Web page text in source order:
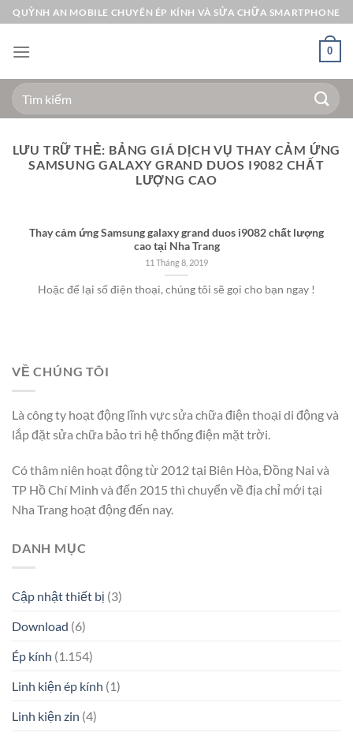
Bỏ
qua
nội
QUỲNH AN MOBILE CHUYÊN ÉP KÍNH VÀ SỬA CHỮA SMARTPHONE
0
Tìm
kiếm:
LƯU TRỮ THẺ: BẢNG GIÁ DỊCH VỤ THAY CẢM ỨNG
SAMSUNG GALAXY GRAND DUOS I9082 CHẤT
LƯỢNG CAO
Thay cảm ứng Samsung galaxy grand duos i9082 chất lượng
cao tại Nha Trang
11 Tháng 8, 2019
Hoặc để lại số điện thoại, chúng tôi sẽ gọi cho bạn ngay !
VỀ CHÚNG TÔI
Là công ty hoạt động lĩnh vực sửa chữa điện thoại di động và
lắp đặt sửa chữa bảo trì hệ thống điện mặt trời.
Có thâm niên hoạt động từ 2012 tại Biên Hòa, Đồng Nai và
TP Hồ Chí Minh và đến 2015 thì chuyển về địa chỉ mới tại
Nha Trang hoạt động đến nay.
DANH MỤC
Cập nhật thiết bị (3)
Download (6)
Ép kính (1.154)
Linh kiện ép kính (1)
Linh kiện zin (4)